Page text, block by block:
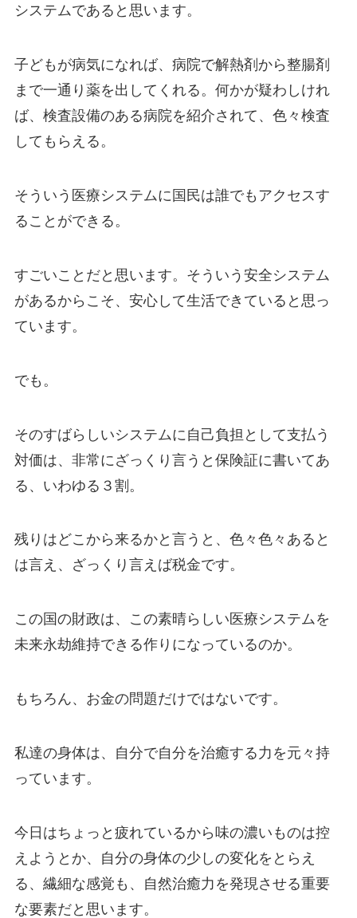
システムであると思います。
子どもが病気になれば、病院で解熱剤から整腸剤
まで一通り薬を出してくれる。何かが疑わしけれ
ば、検査設備のある病院を紹介されて、色々検査
してもらえる。
そういう医療システムに国民は誰でもアクセスす
ることができる。
すごいことだと思います。そういう安全システム
があるからこそ、安心して生活できていると思っ
ています。
でも。
そのすばらしいシステムに自己負担として支払う
対価は、非常にざっくり言うと保険証に書いてあ
る、いわゆる３割。
残りはどこから来るかと言うと、色々色々あると
は言え、ざっくり言えば税金です。
この国の財政は、この素晴らしい医療システムを
未来永劫維持できる作りになっているのか。
もちろん、お金の問題だけではないです。
私達の身体は、自分で自分を治癒する力を元々持
っています。
今日はちょっと疲れているから味の濃いものは控
えようとか、自分の身体の少しの変化をとらえ
る、繊細な感覚も、自然治癒力を発現させる重要
な要素だと思います。